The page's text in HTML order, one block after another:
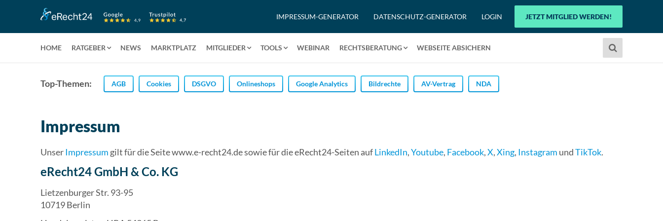
IMPRESSUM-GENERATOR DATENSCHUTZ-GENERATOR LOGIN JETZT MITGLIED WERDEN!
HOME RATGEBER NEWS MARKTPLATZ MITGLIEDER TOOLS WEBINAR RECHTSBERATUNG WEBSEITE ABSICHERN
Verwende
die
verfügbare
Top-Themen: AGB Cookies DSGVO Onlineshops Google Analytics Bildrechte AV-Vertrag NDA
Impressum
UnserImpressum gilt für die Seite www.e-recht24.de sowie für die eRecht24-Seiten aufLinkedIn,Youtube, Facebook,X,Xing, Instagram undTikTok.
eRecht24 GmbH & Co. KG
Lietzenburger Str. 93-95
10719 Berlin